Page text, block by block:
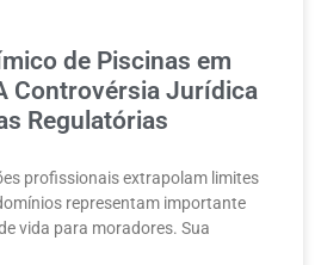
de Piscinas em
Controvérsia Jurídica
Regulatórias
profissionais extrapolam limites
representam importante
vida para moradores. Sua